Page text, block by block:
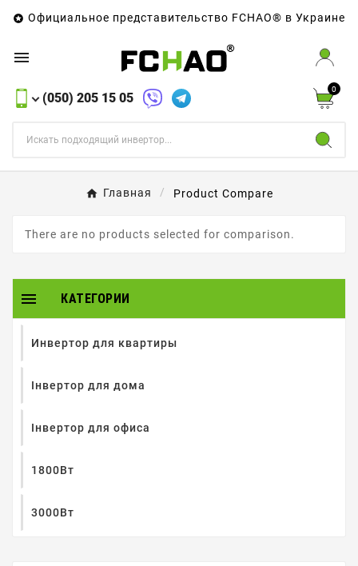
 Официальное представительство FCHAO® в Украине

(050) 205 15 05
0
Главная Product Compare
There are no products selected for comparison.
КАТЕГОРИИ

Инвертор для квартиры
Інвертор для дома
Інвертор для офиса
1800Вт
3000Вт